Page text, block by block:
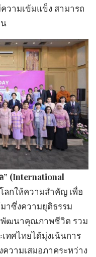
วามเข้มแข็ง สามารถ
” (International
กให้ความสำคัญ เพื่อ
าซึ่งความยุติธรรม
พัฒนาคุณภาพชีวิต รวม
ทศไทยได้มุ่งเน้นการ
วามเสมอภาคระหว่าง